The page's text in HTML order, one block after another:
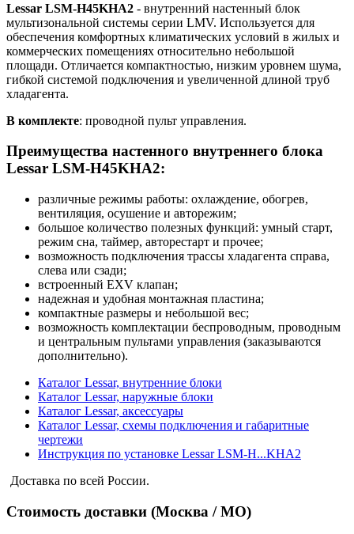
Lessar LSM-H45KHA2 - внутренний настенный блок
мультизональной системы серии LMV. Используется для
обеспечения комфортных климатических условий в жилых и
коммерческих помещениях относительно небольшой
площади. Отличается компактностью, низким уровнем шума,
гибкой системой подключения и увеличенной длиной труб
хладагента.
В комплекте: проводной пульт управления.
Преимущества настенного внутреннего блока
Lessar LSM-H45KHA2:
различные режимы работы: охлаждение, обогрев,
вентиляция, осушение и авторежим;
большое количество полезных функций: умный старт,
режим сна, таймер, авторестарт и прочее;
возможность подключения трассы хладагента справа,
слева или сзади;
встроенный EXV клапан;
надежная и удобная монтажная пластина;
компактные размеры и небольшой вес;
возможность комплектации беспроводным, проводным
и центральным пультами управления (заказываются
дополнительно).
Каталог Lessar, внутренние блоки
Каталог Lessar, наружные блоки
Каталог Lessar, аксессуары
Каталог Lessar, схемы подключения и габаритные
чертежи
Инструкция по установке Lessar LSM-H...KHA2
Доставка по всей России.
Стоимость доставки (Москва / МО)